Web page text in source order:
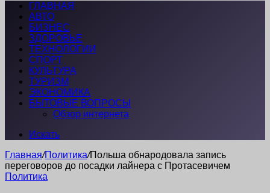
ГЛАВНАЯ
АВТО
БИЗНЕС
ЗДОРОВЬЕ
ТЕХНОЛОГИИ
СПОРТ
КУЛЬТУРА
ТУРИЗМ
ЭКОНОМИКА
БЫТОВЫЕ ВОПРОСЫ
Обзор интернета
Искать
Главная/Политика/Польша обнародовала запись
переговоров до посадки лайнера с Протасевичем
Политика